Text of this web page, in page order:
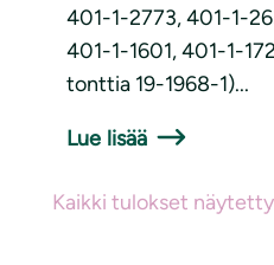
401-1-2773, 401-1-
401-1-1601, 401-1-
tonttia 19-1968-1)...
Lue lisää
Kaikki tulokset näytetty